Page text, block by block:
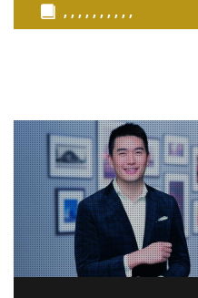
, , , , , , , , , ,